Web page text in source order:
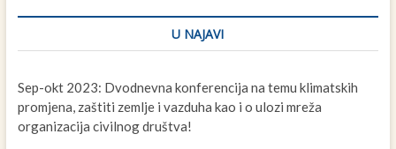
U NAJAVI
Sep-okt 2023: Dvodnevna konferencija na temu klimatskih
promjena, zaštiti zemlje i vazduha kao i o ulozi mreža
organizacija civilnog društva!